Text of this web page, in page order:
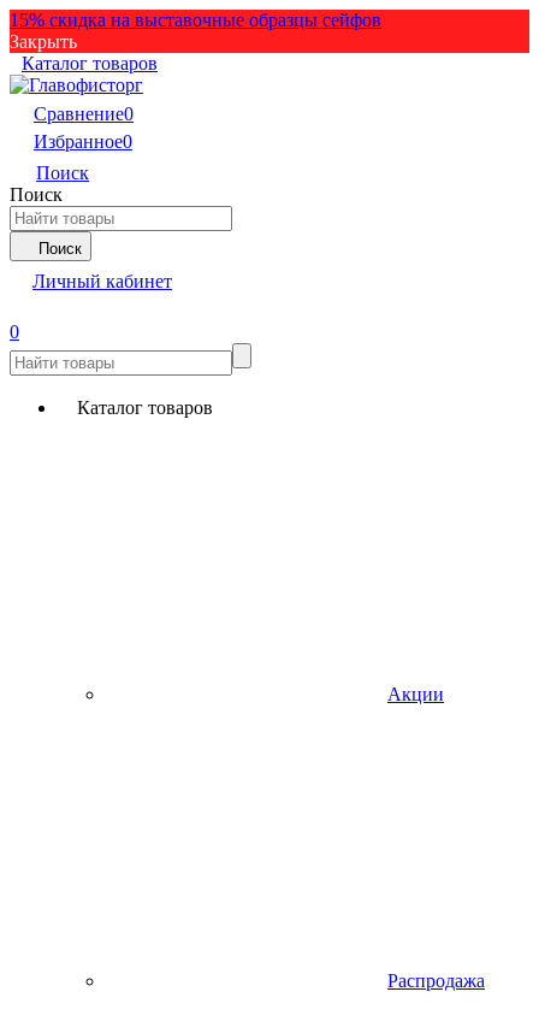
15% скидка на выставочные образцы сейфов
Закрыть
Каталог товаров
Сравнение0
Избранное0
Поиск
Поиск
Поиск
Личный кабинет
0
Каталог товаров
Акции
Распродажа